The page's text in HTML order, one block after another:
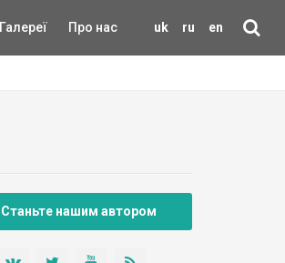
uk ru en
Галереї Про нас
Станьте нашим автором